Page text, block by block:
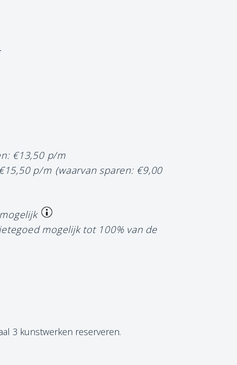
€13,50 p/m
p/m (waarvan sparen: €9,00
mogelijk tot 100% van de
3 kunstwerken reserveren.